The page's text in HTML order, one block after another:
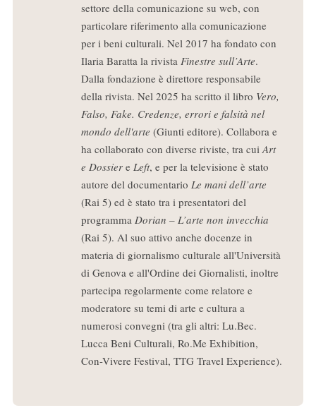
settore della comunicazione su web, con
particolare riferimento alla comunicazione
per i beni culturali. Nel 2017 ha fondato con
Ilaria Baratta la rivista Finestre sull’Arte.
Dalla fondazione è direttore responsabile
della rivista. Nel 2025 ha scritto il libro Vero,
Falso, Fake. Credenze, errori e falsità nel
mondo dell'arte (Giunti editore). Collabora e
ha collaborato con diverse riviste, tra cuiArt
e Dossiere Left, e per la televisione è stato
autore del documentario Le mani dell’arte
(Rai 5) ed è stato tra i presentatori del
programma Dorian – L’arte non invecchia
(Rai 5). Al suo attivo anche docenze in
materia di giornalismo culturale all'Università
di Genova e all'Ordine dei Giornalisti, inoltre
partecipa regolarmente come relatore e
moderatore su temi di arte e cultura a
numerosi convegni (tra gli altri: Lu.Bec.
Lucca Beni Culturali, Ro.Me Exhibition,
Con-Vivere Festival, TTG Travel Experience).